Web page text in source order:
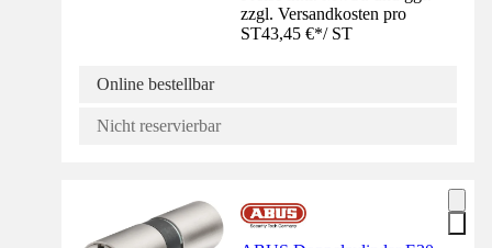
zzgl. Versandkosten pro
ST43,45 €*/ ST
Online bestellbar
Nicht reservierbar